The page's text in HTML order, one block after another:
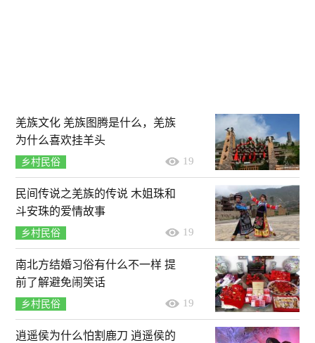
羌族文化 羌族图腾是什么，羌族
为什么喜欢挂羊头
乡村民俗 19
民间传说之羌族的传说 木姐珠和
斗安珠的爱情故事
乡村民俗 19
南北方结婚习俗有什么不一样 提
前了解避免闹笑话
乡村民俗 19
逍遥侯为什么怕割鹿刀 逍遥侯的